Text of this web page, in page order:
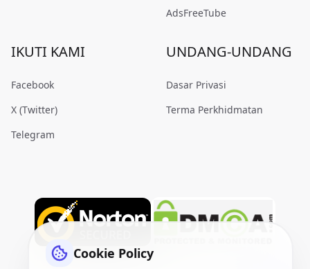
AdsFreeTube
IKUTI KAMI
Facebook
X (Twitter)
Telegram
UNDANG-UNDANG
Dasar Privasi
Terma Perkhidmatan
Cookie Policy